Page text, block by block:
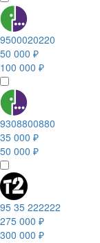
9500020220
50 000 ₽
100 000 ₽
9308800880
35 000 ₽
50 000 ₽
95 35 222222
275 000 ₽
300 000 ₽